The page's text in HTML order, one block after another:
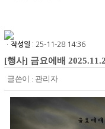
ㆍ 작성일 : 25-11-28 14:36
[행사] 금요에배
글쓴이 : 관리자